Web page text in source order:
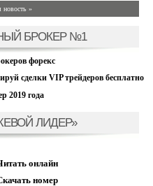
»
БРОКЕР №1
форекс
сделки VIP трейдеров бесплатно
2019 года
ЛИДЕР»
онлайн
номер